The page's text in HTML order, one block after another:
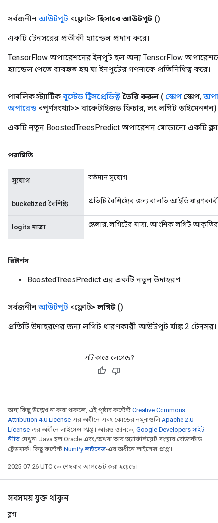
সর্বজনীন আউটপুট <ফ্লোট> হিসাবে আউটপুট ()
একটি টেনসরের প্রতীকী হ্যান্ডেল প্রদান করে।
TensorFlow অপারেশনের ইনপুট হল অন্য TensorFlow
হ্যান্ডেল পেতে ব্যবহৃত হয় যা ইনপুটের গণনাকে প্রতিনিধিত্ব করে।
পাবলিক স্ট্যাটিক বুস্টেড ট্রিসপ্রেডিক্ট তৈরি করুন ( স্কোপস্কোপ,
অপারেন্ড <পূর্ণসংখ্যা>> বাকেটাইজড ফিচার, লং লগিট ডাইমেনশন)
একটি নতুন BoostedTreesPredict অপারেশন মোড়ানো একটি
পরামিতি
সুযোগ বর্তমান সুযোগ
bucketized বৈশিষ্ট্য প্রতিটি বৈশিষ্ট্যের জন্য বালতি আইডি
logits মাত্রা স্কেলার, লগিটের মাত্রা, আংশিক লগিট
রিটার্নস
BoostedTreesPredict এর একটি নতুন উদাহরণ
সর্বজনীন আউটপুট <ফ্লোট> লগিট ()
প্রতিটি উদাহরণের জন্য লগিট ধারণকারী আউটপুট র্যাঙ্ক 2 টেনসর।
এটি কাজে লেগেছে?
অন্য কিছু উল্লেখ না করা থাকলে, এই পৃষ্ঠার কন্টেন্ট Creative Commons
Attribution 4.0 License-এর অধীনে এবং কোডের নমুনাগুলিApache 2.0
License-এর অধীনে লাইসেন্স প্রাপ্ত। আরও জানতে, Google Developers সাইট
নীতি দেখুন। Java হল Oracle এবং/অথবা তার অ্যাফিলিয়েট সংস্থার রেজিস্টার্ড
ট্রেডমার্ক। কিছু কন্টেন্ট NumPy লাইসেন্স-এর অধীনে লাইসেন্স প্রাপ্ত।
2025-07-26 UTC-তে শেষবার আপডেট করা হয়েছে।
সবসময় যুক্ত থাকুন
ব্লগ